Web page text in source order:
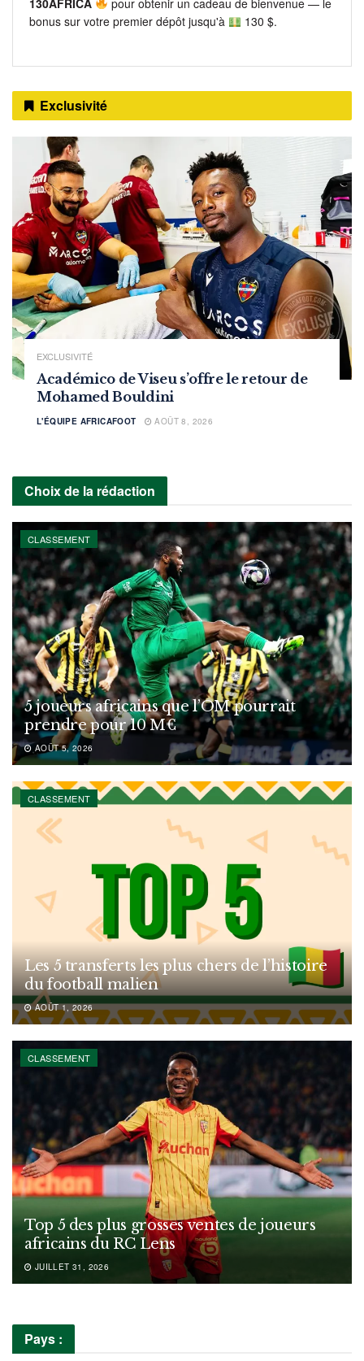
bonus sur votre premier dépôt jusqu'à
130 $.
Exclusivité
EXCLUSIVITÉ
Académico de Viseu s’offre le retour de
Mohamed Bouldini
L'ÉQUIPE AFRICAFOOT AOÛT 8, 2026
Choix de la rédaction
CLASSEMENT
5 joueurs africains que l’OM pourrait
prendre pour 10 M€
AOÛT 5, 2026
CLASSEMENT
Les 5 transferts les plus chers de l’histoire
du football malien
AOÛT 1, 2026
CLASSEMENT
Top 5 des plus grosses ventes de joueurs
africains du RC Lens
JUILLET 31, 2026
Pays :